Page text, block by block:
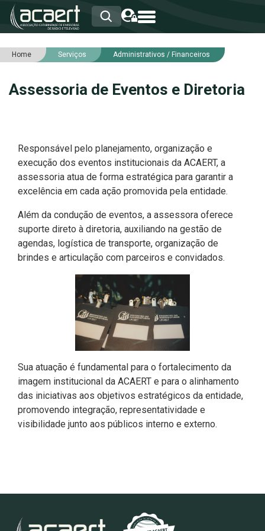
HOME
ASSOCIADOS
SERVIÇOS
INTEGRIDADE
Home Serviços Administrativos / Financeiros
Assessoria de Eventos e Diretoria
Responsável pelo planejamento, organização e
execução dos eventos institucionais da ACAERT, a
assessoria atua de forma estratégica para garantir a
excelência em cada ação promovida pela entidade.
Além da condução de eventos, a assessora oferece
suporte direto à diretoria, auxiliando na gestão de
agendas, logística de transporte, organização de
brindes e articulação com parceiros e convidados.
Sua atuação é fundamental para o fortalecimento da
imagem institucional da ACAERT e para o alinhamento
das iniciativas aos objetivos estratégicos da entidade,
promovendo integração, representatividade e
visibilidade junto aos públicos interno e externo.